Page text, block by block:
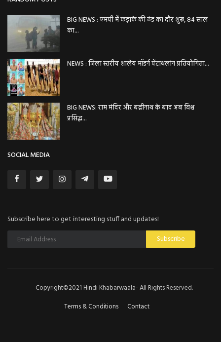
BIG NEWS : एमपी में कड़ाके की ठंड का दौर शुरू, 84 साल
का...
NEWS : जिला स्तरीय शालेय मॉडर्न पेंटाथलांन प्रतियोगिता...
BIG NEWS: राम मंदिर और बद्रीनाथ के बाद अब विश्व
प्रसिद्ध...
SOCIAL MEDIA
Subscribe here to get interesting stuff and updates!
Subscribe
Copyright©2021 Hindi Khabarwaala- All Rights Reserved.
Terms & Conditions
Contact